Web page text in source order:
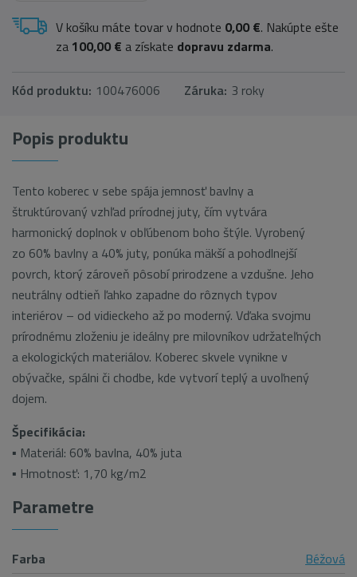
V košíku máte tovar v hodnote 0,00 €. Nakúpte ešte
za 100,00 € a získate dopravu zdarma.
Kód produktu: 100476006 Záruka: 3 roky
Popis produktu
Tento koberec v sebe spája jemnosť bavlny a
štruktúrovaný vzhľad prírodnej juty, čím vytvára
harmonický doplnok v obľúbenom boho štýle. Vyrobený
zo 60% bavlny a 40% juty, ponúka mäkší a pohodlnejší
povrch, ktorý zároveň pôsobí prirodzene a vzdušne. Jeho
neutrálny odtieň ľahko zapadne do rôznych typov
interiérov – od vidieckeho až po moderný. Vďaka svojmu
prírodnému zloženiu je ideálny pre milovníkov udržateľných
a ekologických materiálov. Koberec skvele vynikne v
obývačke, spálni či chodbe, kde vytvorí teplý a uvoľnený
dojem.
Špecifikácia:
▪ Materiál: 60% bavlna, 40% juta
▪ Hmotnosť: 1,70 kg/m2
Parametre
Farba Béžová